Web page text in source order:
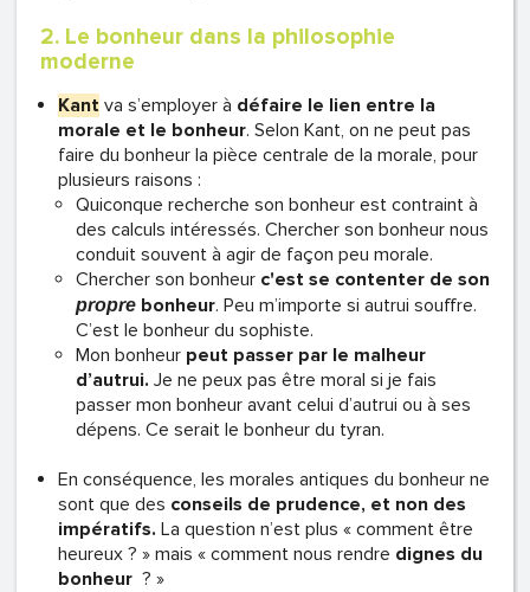
2. Le bonheur dans la philosophie
moderne
Kant va s’employer à défaire le lien entre la
morale et le bonheur. Selon Kant, on ne peut pas
faire du bonheur la pièce centrale de la morale, pour
plusieurs raisons :
Quiconque recherche son bonheur est contraint à
des calculs intéressés. Chercher son bonheur nous
conduit souvent à agir de façon peu morale.
Chercher son bonheur c'est se contenter de son
propre bonheur. Peu m’importe si autrui souffre.
C’est le bonheur du sophiste.
Mon bonheur peut passer par le malheur
d’autrui. Je ne peux pas être moral si je fais
passer mon bonheur avant celui d’autrui ou à ses
dépens. Ce serait le bonheur du tyran.
En conséquence, les morales antiques du bonheur ne
sont que des conseils de prudence, et non des
impératifs. La question n’est plus « comment être
heureux ? » mais « comment nous rendre dignes du
bonheur ? »